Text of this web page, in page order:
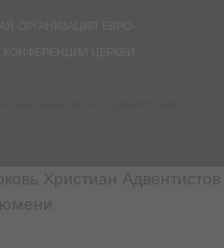
Христиан Адвентистов